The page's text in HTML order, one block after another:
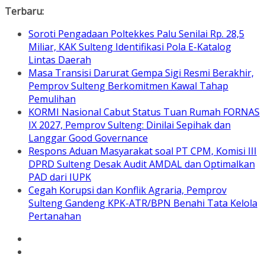
Skip
content
Terbaru:
Soroti Pengadaan Poltekkes Palu Senilai Rp. 28,5
Miliar, KAK Sulteng Identifikasi Pola E-Katalog
Lintas Daerah
Masa Transisi Darurat Gempa Sigi Resmi Berakhir,
Pemprov Sulteng Berkomitmen Kawal Tahap
Pemulihan
KORMI Nasional Cabut Status Tuan Rumah FORNAS
IX 2027, Pemprov Sulteng: Dinilai Sepihak dan
Langgar Good Governance
Respons Aduan Masyarakat soal PT CPM, Komisi III
DPRD Sulteng Desak Audit AMDAL dan Optimalkan
PAD dari IUPK
Cegah Korupsi dan Konflik Agraria, Pemprov
Sulteng Gandeng KPK-ATR/BPN Benahi Tata Kelola
Pertanahan